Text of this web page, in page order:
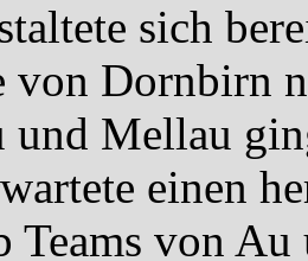
sich
von Dornbirn
und Mellau
einen
Teams von